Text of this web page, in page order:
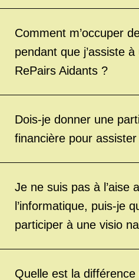
Comment m’occuper
pendant que j’assiste
RePairs Aidants ?
Dois-je donner une
financière pour
Je ne suis pas à l’aise
l’informatique, puis-je
participer à une visio
Quelle est la